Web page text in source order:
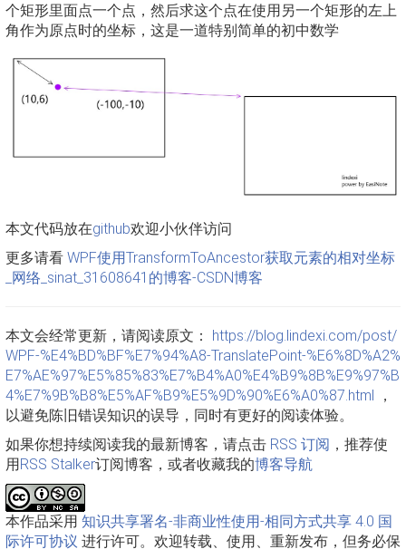
个矩形里面点一个点，然后求这个点在使用另一个矩形的左上
角作为原点时的坐标，这是一道特别简单的初中数学
本文代码放在github欢迎小伙伴访问
更多请看 WPF使用TransformToAncestor获取元素的相对坐标
_网络_sinat_31608641的博客-CSDN博客
本文会经常更新，请阅读原文： https://blog.lindexi.com/post/
WPF-%E4%BD%BF%E7%94%A8-TranslatePoint-%E6%8D%A2%
E7%AE%97%E5%85%83%E7%B4%A0%E4%B9%8B%E9%97%B
4%E7%9B%B8%E5%AF%B9%E5%9D%90%E6%A0%87.html ，
以避免陈旧错误知识的误导，同时有更好的阅读体验。
如果你想持续阅读我的最新博客，请点击 RSS 订阅 ，推荐使
用RSS Stalker订阅博客，或者收藏我的博客导航
本作品采用 知识共享署名-非商业性使用-相同方式共享 4.0 国
际许可协议 进行许可。欢迎转载、使用、重新发布，但务必保